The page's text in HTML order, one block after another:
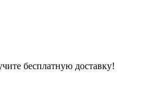
бесплатную доставку!